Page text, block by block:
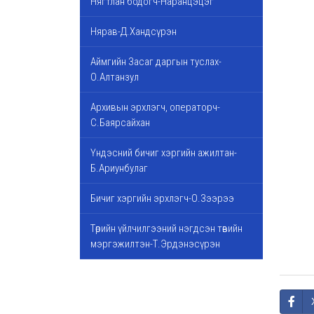
Нярав-Д.Хандсүрэн
Аймгийн Засаг даргын туслах-
О.Алтанзул
Архивын эрхлэгч, операторч-
С.Баярсайхан
Үндэсний бичиг хэргийн ажилтан-
Б.Ариунбулаг
Бичиг хэргийн эрхлэгч-О.Зээрээ
Төрийн үйлчилгээний нэгдсэн төвийн
мэргэжилтэн-Т.Эрдэнэсүрэн